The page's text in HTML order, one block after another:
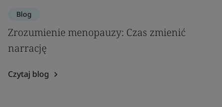
Blog
Zrozumienie menopauzy: Czas zmienić
narrację
Czytaj blog